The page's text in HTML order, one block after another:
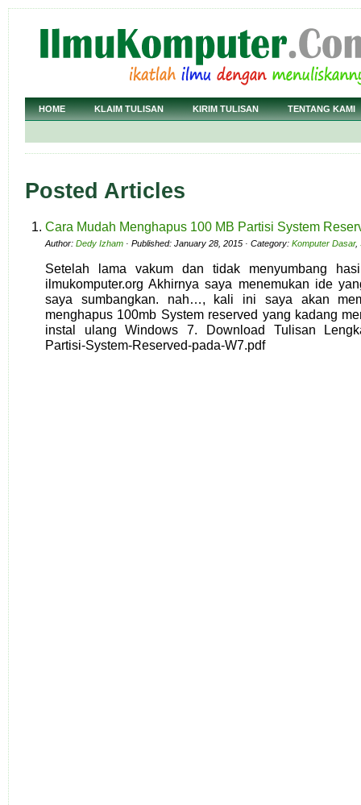
HOME KLAIM TULISAN KIRIM TULISAN TENTANG KAMI
Posted Articles
Cara Mudah Menghapus 100 MB Partisi System
Author: Dedy Izham · Published: January 28, 2015 · Category: Komputer Dasar,
Setelah lama vakum dan tidak menyumbang
ilmukomputer.org Akhirnya saya menemukan ide
saya sumbangkan. nah…, kali ini saya akan
menghapus 100mb System reserved yang kadang
instal ulang Windows 7. Download Tulisan
Partisi-System-Reserved-pada-W7.pdf